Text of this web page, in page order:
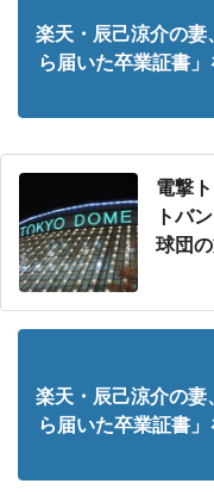
楽天・辰己涼介の
ら届いた卒業証書
電撃
トバ
球団
楽天・辰己涼介の
ら届いた卒業証書